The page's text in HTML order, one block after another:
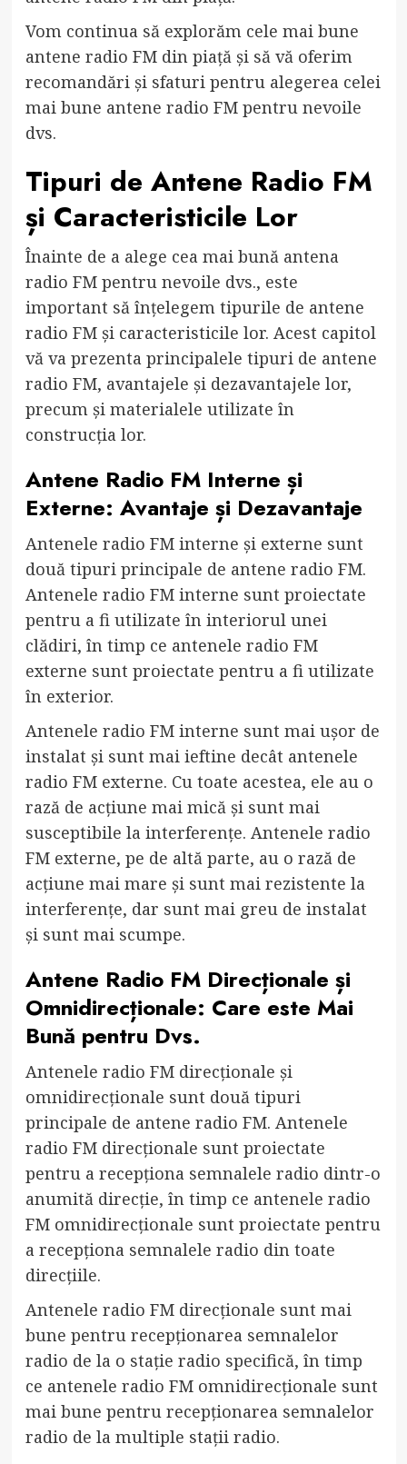
Vom continua să explorăm cele mai bune
antene radio FM din piață și să vă oferim
recomandări și sfaturi pentru alegerea celei
mai bune antene radio FM pentru nevoile
dvs.
Tipuri de Antene Radio FM
și Caracteristicile Lor
Înainte de a alege cea mai bună antena
radio FM pentru nevoile dvs., este
important să înțelegem tipurile de antene
radio FM și caracteristicile lor. Acest capitol
vă va prezenta principalele tipuri de antene
radio FM, avantajele și dezavantajele lor,
precum și materialele utilizate în
construcția lor.
Antene Radio FM Interne și
Externe: Avantaje și Dezavantaje
Antenele radio FM interne și externe sunt
două tipuri principale de antene radio FM.
Antenele radio FM interne sunt proiectate
pentru a fi utilizate în interiorul unei
clădiri, în timp ce antenele radio FM
externe sunt proiectate pentru a fi utilizate
în exterior.
Antenele radio FM interne sunt mai ușor de
instalat și sunt mai ieftine decât antenele
radio FM externe. Cu toate acestea, ele au o
rază de acțiune mai mică și sunt mai
susceptibile la interferențe. Antenele radio
FM externe, pe de altă parte, au o rază de
acțiune mai mare și sunt mai rezistente la
interferențe, dar sunt mai greu de instalat
și sunt mai scumpe.
Antene Radio FM Direcționale și
Omnidirecționale: Care este Mai
Bună pentru Dvs.
Antenele radio FM direcționale și
omnidirecționale sunt două tipuri
principale de antene radio FM. Antenele
radio FM direcționale sunt proiectate
pentru a recepționa semnalele radio dintr-o
anumită direcție, în timp ce antenele radio
FM omnidirecționale sunt proiectate pentru
a recepționa semnalele radio din toate
direcțiile.
Antenele radio FM direcționale sunt mai
bune pentru recepționarea semnalelor
radio de la o stație radio specifică, în timp
ce antenele radio FM omnidirecționale sunt
mai bune pentru recepționarea semnalelor
radio de la multiple stații radio.